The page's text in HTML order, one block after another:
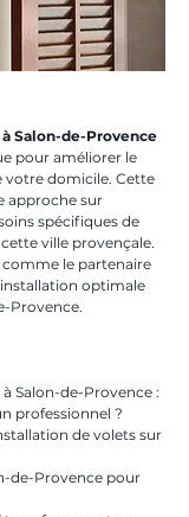
Salon-de-Provence
pour améliorer le
votre domicile. Cette
approche sur
spécifiques de
ville provençale.
comme le partenaire
optimale
Provence.
Salon-de-Provence :
professionnel ?
de volets sur
de-Provence pour